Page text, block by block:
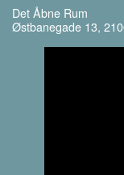
Det Åbne Rum
Østbanegade 13,